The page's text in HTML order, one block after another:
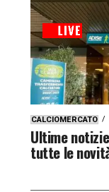
CALCIOMERCATO
Ultime
tutte le